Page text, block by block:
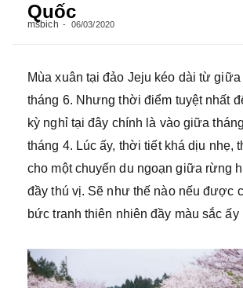
Quốc
msbich 06/03/2020
Mùa xuân tại đảo Jeju kéo dài từ giữa
tháng 6. Nhưng thời điểm tuyệt nhất
kỳ nghỉ tại đây chính là vào giữa
tháng 4. Lúc ấy, thời tiết khá dịu nhẹ,
cho một chuyến du ngoạn giữa rừng
đầy thú vị. Sẽ như thế nào nếu được
bức tranh thiên nhiên đầy màu sắc ấy